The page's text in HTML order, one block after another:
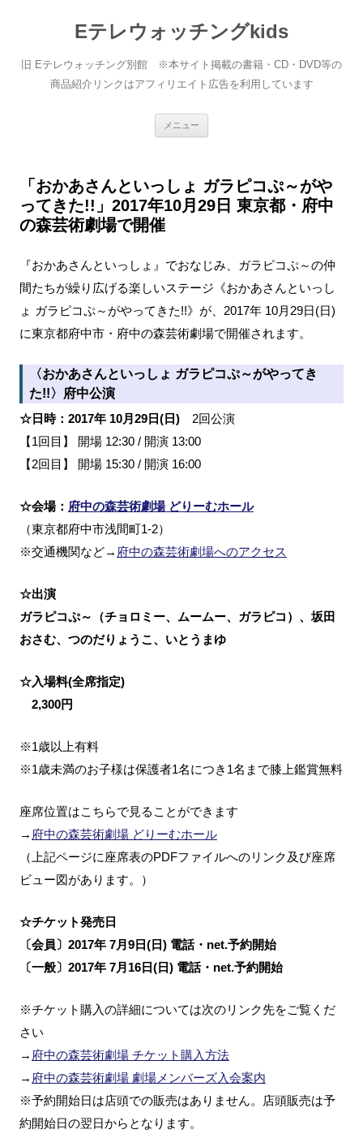
Eテレウォッチングkids
旧 Eテレウォッチング別館 ※本サイト掲載の書籍・CD・DVD等の
商品紹介リンクはアフィリエイト広告を利用しています
メニュー
へ
ス
キ
ッ
「おかあさんといっしょ ガラピコぷ～がや
ってきた!!」2017年10月29日 東京都・府中
の森芸術劇場で開催
『おかあさんといっしょ』でおなじみ、ガラピコぷ～の仲
間たちが繰り広げる楽しいステージ《おかあさんといっし
ょ ガラピコぷ～がやってきた!!》が、2017年 10月29日(日)
に東京都府中市・府中の森芸術劇場で開催されます。
〈おかあさんといっしょ ガラピコぷ～がやってき
た!!〉府中公演
☆日時：2017年 10月29日(日) 2回公演
【1回目】 開場 12:30 / 開演 13:00
【2回目】 開場 15:30 / 開演 16:00
☆会場： 府中の森芸術劇場 どりーむホール
（東京都府中市浅間町1-2）
※交通機関など→ 府中の森芸術劇場へのアクセス
☆出演
ガラピコぷ～（チョロミー、ムームー、ガラピコ）、坂田
おさむ、つのだりょうこ、いとうまゆ
☆入場料(全席指定)
2,300円
※1歳以上有料
※1歳未満のお子様は保護者1名につき1名まで膝上鑑賞無料
座席位置はこちらで見ることができます
→ 府中の森芸術劇場 どりーむホール
（上記ページに座席表のPDFファイルへのリンク及び座席
ビュー図があります。）
☆チケット発売日
〔会員〕2017年 7月9日(日) 電話・net.予約開始
〔一般〕2017年 7月16日(日) 電話・net.予約開始
※チケット購入の詳細については次のリンク先をご覧くだ
さい
→ 府中の森芸術劇場 チケット購入方法
→ 府中の森芸術劇場 劇場メンバーズ入会案内
※予約開始日は店頭での販売はありません。店頭販売は予
約開始日の翌日からとなります。